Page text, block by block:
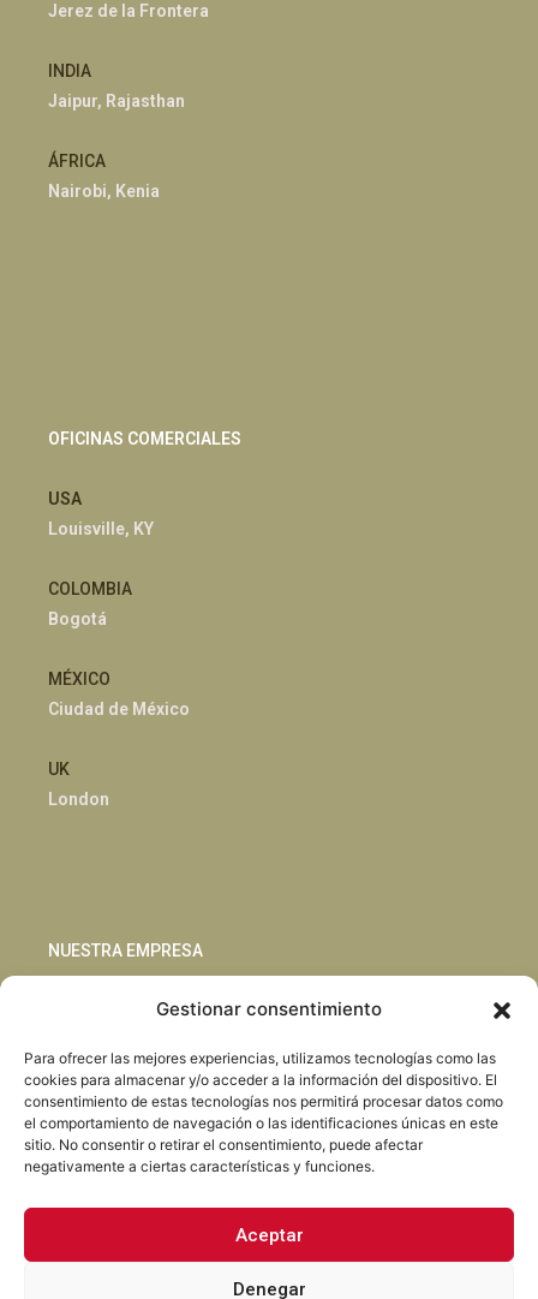
Gestionar consentimiento
Para ofrecer las mejores experiencias, utilizamos tecnologías como las
cookies para almacenar y/o acceder a la información del dispositivo. El
consentimiento de estas tecnologías nos permitirá procesar datos como
el comportamiento de navegación o las identificaciones únicas en este
sitio. No consentir o retirar el consentimiento, puede afectar
negativamente a ciertas características y funciones.
Aceptar
Denegar
Jerez de la Frontera
INDIA
Jaipur, Rajasthan
ÁFRICA
Nairobi, Kenia
OFICINAS COMERCIALES
USA
Louisville, KY
COLOMBIA
Bogotá
MÉXICO
Ciudad de México
UK
London
NUESTRA EMPRESA
Blog
Habla con nosotros